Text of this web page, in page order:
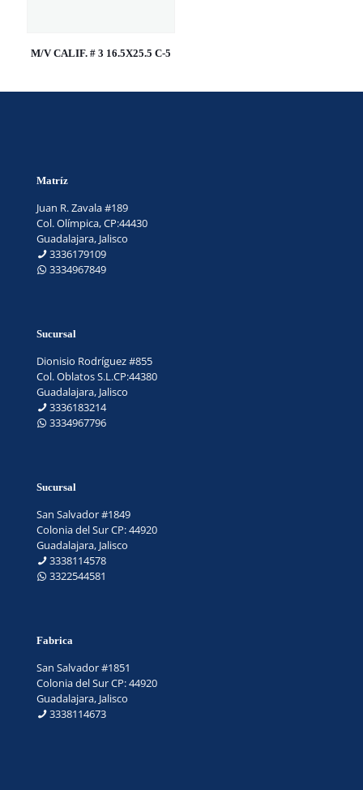
M/V CALIF. # 3 16.5X25.5 C-5
Matríz
Juan R. Zavala #189
Col. Olímpica, CP:44430
Guadalajara, Jalisco
3336179109
3334967849
Sucursal
Dionisio Rodríguez #855
Col. Oblatos S.L.CP:44380
Guadalajara, Jalisco
3336183214
3334967796
Sucursal
San Salvador #1849
Colonia del Sur CP: 44920
Guadalajara, Jalisco
3338114578
3322544581
Fabrica
San Salvador #1851
Colonia del Sur CP: 44920
Guadalajara, Jalisco
3338114673